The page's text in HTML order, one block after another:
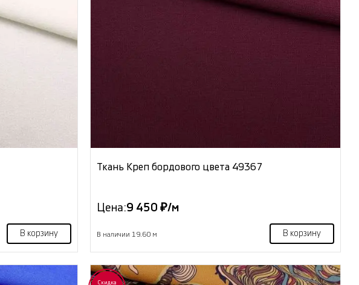
В корзину
Ткань Креп бордового цвета 49367
Цена:9 450 ₽/м
В наличии 19.60 м В корзину
Скидка